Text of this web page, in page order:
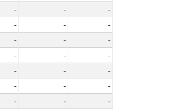
- -
-
- -
-
- -
-
- -
-
- -
-
- -
-
- -
-